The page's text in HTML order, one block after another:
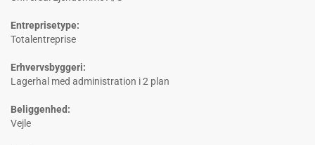
Entreprisetype:
Totalentreprise
Erhvervsbyggeri:
Lagerhal med administration i 2 plan
Beliggenhed:
Vejle